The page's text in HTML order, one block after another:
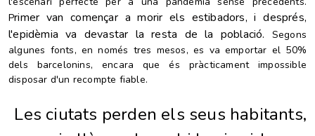
Primer van començar a morir els estibadors, i després,
l'epidèmia va devastar la resta de la població. Segons
algunes fonts, en només tres mesos, es va emportar el 50%
dels barcelonins, encara que és pràcticament impossible
disposar d'un recompte fiable.
Les ciutats perden els seus habitants,